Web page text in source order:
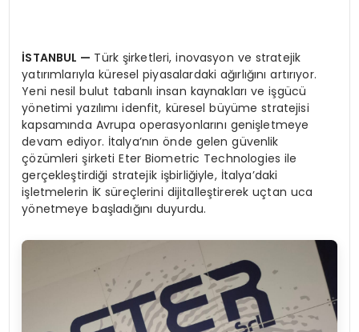
İSTANBUL — Türk şirketleri, inovasyon ve stratejik
yatırımlarıyla küresel piyasalardaki ağırlığını artırıyor.
Yeni nesil bulut tabanlı insan kaynakları ve işgücü
yönetimi yazılımı idenfit, küresel büyüme stratejisi
kapsamında Avrupa operasyonlarını genişletmeye
devam ediyor. İtalya’nın önde gelen güvenlik
çözümleri şirketi Eter Biometric Technologies ile
gerçekleştirdiği stratejik işbirliğiyle, İtalya’daki
işletmelerin İK süreçlerini dijitalleştirerek uçtan uca
yönetmeye başladığını duyurdu.